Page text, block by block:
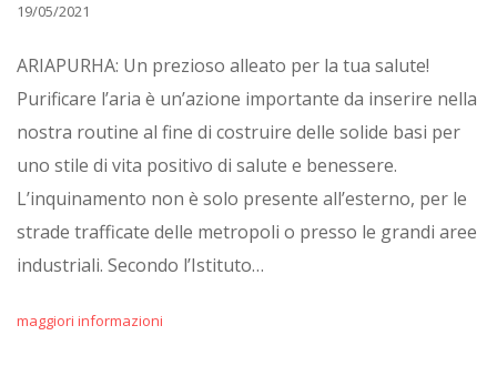
19/05/2021
ARIAPURHA: Un prezioso alleato per la tua salute!
Purificare l’aria è un’azione importante da inserire nella
nostra routine al fine di costruire delle solide basi per
uno stile di vita positivo di salute e benessere.
L’inquinamento non è solo presente all’esterno, per le
strade trafficate delle metropoli o presso le grandi aree
industriali. Secondo l’Istituto…
maggiori informazioni